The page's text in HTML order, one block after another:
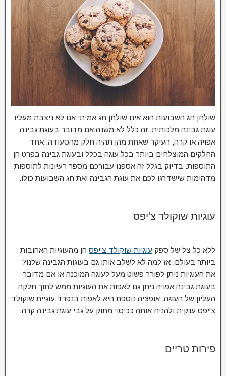
שולחן חג השבועות הוא אינו שולחן חג אמיתי אם לא ניצבת מעליו
עוגת גבינה מלכותית. זה כלל לא משנה אם מדובר בעוגת גבינה
אפויה או קרה, העיקר שאחת מהן תהיה חלק מהסעודה. אחד
החלקים המוצלחים ביותר בכל עוגה בכלל ובעוגת גבינה בפרט הן
התוספות. בדיוק בגלל זה אספנו עבורכם מספר רעיונות לתוספות
מדהימות שישדרגו לכם את עוגת הגבינה ואת חג השבועות כולו.
עוגיות שוקולד צ'יפס
ללא כל צל של ספק עוגיות שוקולד צ'יפס הן מהעוגיות האהובות
ביותר בעולם, אז למה לא לשלב אותן גם בעוגות הגבינה שלנו?
את העוגיות ניתן לפורר פשוט מעל לעוגה המוכנה או אם מדובר
בעוגת גבינה אפויה ניתן גם לאפות את העוגיות ממש לתוך חלקה
העליון של העוגה. אופציה נוספת היא לאפות בנפרד עוגיית שוקולד
צ'יפס ענקית ולהניח אותה ככיסוי מתוק על גבי עוגת גבינה קרה.
פירות טריים